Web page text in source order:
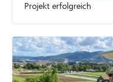
Projekt erfolgreich